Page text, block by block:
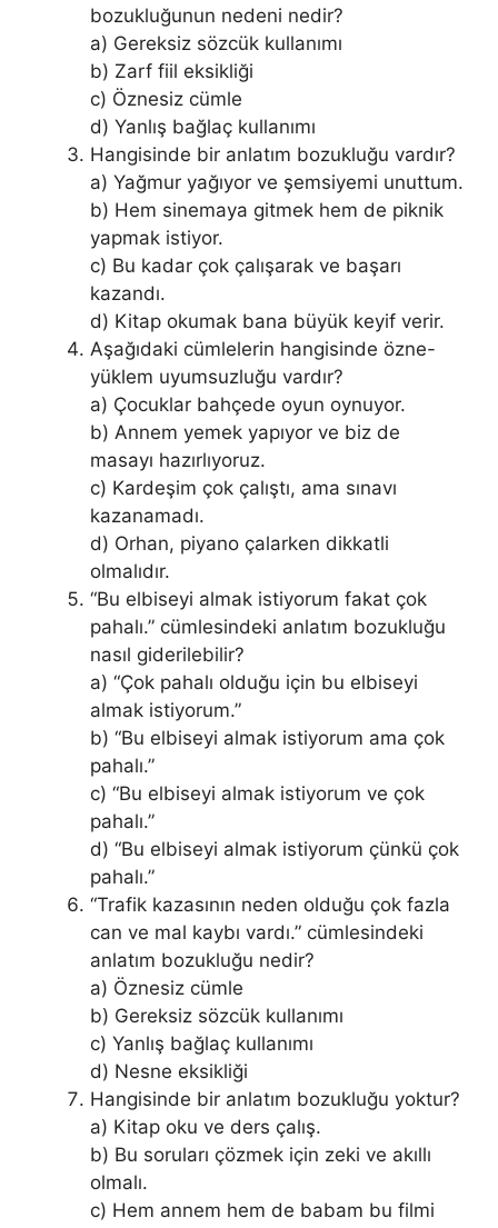
bozukluğunun nedeni nedir?
a) Gereksiz sözcük kullanımı
b) Zarf fiil eksikliği
c) Öznesiz cümle
d) Yanlış bağlaç kullanımı
Hangisinde bir anlatım bozukluğu vardır?
a) Yağmur yağıyor ve şemsiyemi unuttum.
b) Hem sinemaya gitmek hem de piknik
yapmak istiyor.
c) Bu kadar çok çalışarak ve başarı
kazandı.
d) Kitap okumak bana büyük keyif verir.
Aşağıdaki cümlelerin hangisinde özne-
yüklem uyumsuzluğu vardır?
a) Çocuklar bahçede oyun oynuyor.
b) Annem yemek yapıyor ve biz de
masayı hazırlıyoruz.
c) Kardeşim çok çalıştı, ama sınavı
kazanamadı.
d) Orhan, piyano çalarken dikkatli
olmalıdır.
“Bu elbiseyi almak istiyorum fakat çok
pahalı.” cümlesindeki anlatım bozukluğu
nasıl giderilebilir?
a) “Çok pahalı olduğu için bu elbiseyi
almak istiyorum.”
b) “Bu elbiseyi almak istiyorum ama çok
pahalı.”
c) “Bu elbiseyi almak istiyorum ve çok
pahalı.”
d) “Bu elbiseyi almak istiyorum çünkü çok
pahalı.”
“Trafik kazasının neden olduğu çok fazla
can ve mal kaybı vardı.” cümlesindeki
anlatım bozukluğu nedir?
a) Öznesiz cümle
b) Gereksiz sözcük kullanımı
c) Yanlış bağlaç kullanımı
d) Nesne eksikliği
Hangisinde bir anlatım bozukluğu yoktur?
a) Kitap oku ve ders çalış.
b) Bu soruları çözmek için zeki ve akıllı
olmalı.
c) Hem annem hem de babam bu filmi